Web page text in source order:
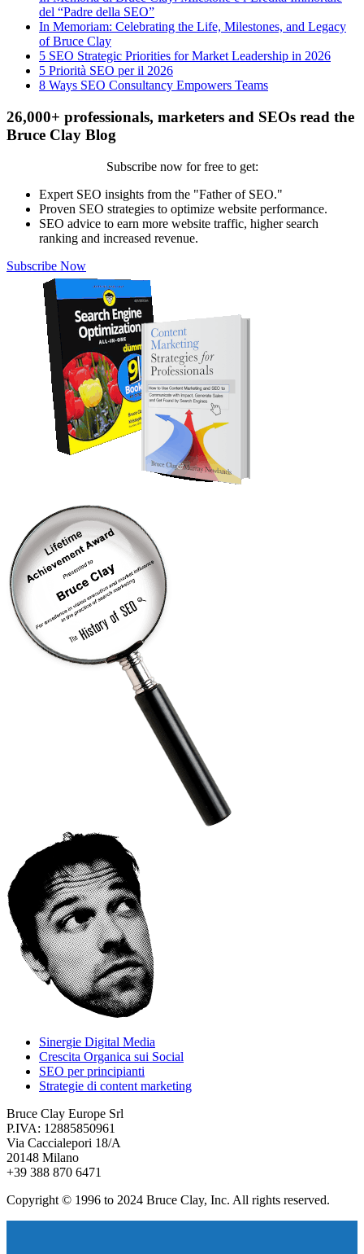
del “Padre della SEO”
In Memoriam: Celebrating the Life, Milestones, and Legacy
of Bruce Clay
5 SEO Strategic Priorities for Market Leadership in 2026
5 Priorità SEO per il 2026
8 Ways SEO Consultancy Empowers Teams
26,000+ professionals, marketers and SEOs read the
Bruce Clay Blog
Subscribe now for free to get:
Expert SEO insights from the "Father of SEO."
Proven SEO strategies to optimize website performance.
SEO advice to earn more website traffic, higher search
ranking and increased revenue.
Subscribe Now
Sinergie Digital Media
Crescita Organica sui Social
SEO per principianti
Strategie di content marketing
Bruce Clay Europe Srl
P.IVA: 12885850961
Via Caccialepori 18/A
20148 Milano
+39 388 870 6471
Copyright © 1996 to 2024 Bruce Clay, Inc. All rights reserved.